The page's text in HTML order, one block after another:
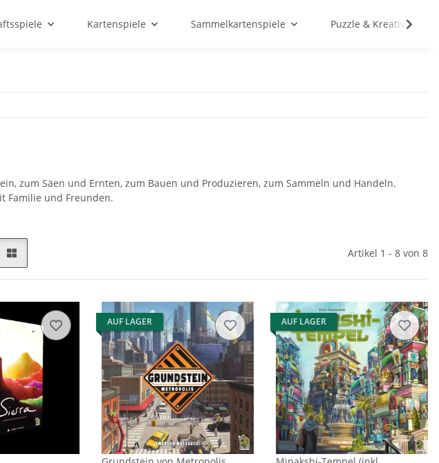
Kartenspiele Sammelkartenspiele Puzzle & Kreativ
zum Säen und Ernten, zum Bauen und Produzieren, zum Sammeln und Handeln.
Familie und Freunden.
Artikel 1 - 8 von 8
AUF LAGER AUF LAGER